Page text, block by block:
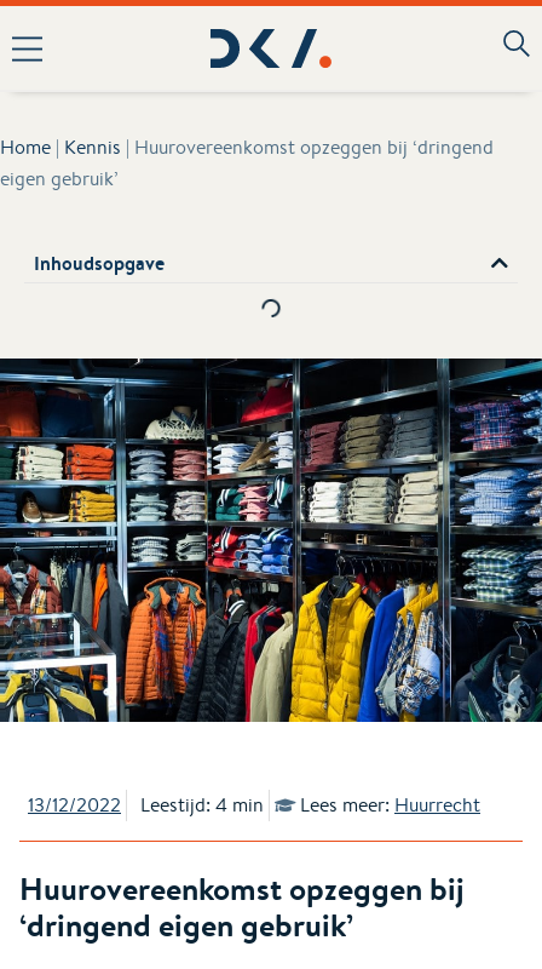
Home | Kennis | Huurovereenkomst opzeggen bij ‘dringend
eigen gebruik’
Inhoudsopgave
13/12/2022 Leestijd: 4 min Lees meer: Huurrecht
Huurovereenkomst opzeggen bij
‘dringend eigen gebruik’